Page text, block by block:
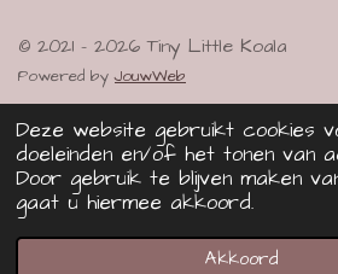
Deze website gebruikt cookies
doeleinden en/of het tonen van
Door gebruik te blijven maken
gaat u hiermee akkoord.
Akkoord
© 2021 - 2026 Tiny Little Koala
Powered byJouwWeb